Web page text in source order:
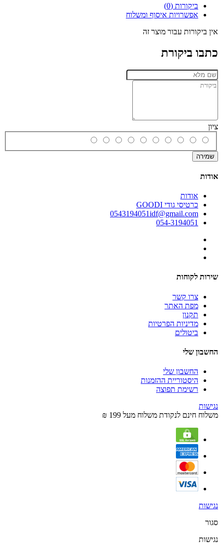
ביקורות (0)
אפשרויות איסוף ומשלוח
אין ביקורות עבור מוצר זה
כתבו ביקורת
ציון
שמירה
אודות
אודות
כרטיסי גודי GOODI
0543194051idf@gmail.com
054-3194051
שירות לקוחות
צרו קשר
מפת האתר
תקנון
מדיניות הפרטיות
ביטולים
החשבון שלי
החשבון שלי
היסטוריית ההזמנות
רשימת תפוצה
נגישות
משלוח חינם לנקודת משלוח מעל 199 ₪
נגישות
סגור
נגישות